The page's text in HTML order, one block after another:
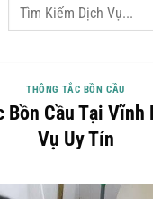
THÔNG TẮC BỒN CẦU
Bồn Cầu Tại Vĩnh
Vụ Uy Tín